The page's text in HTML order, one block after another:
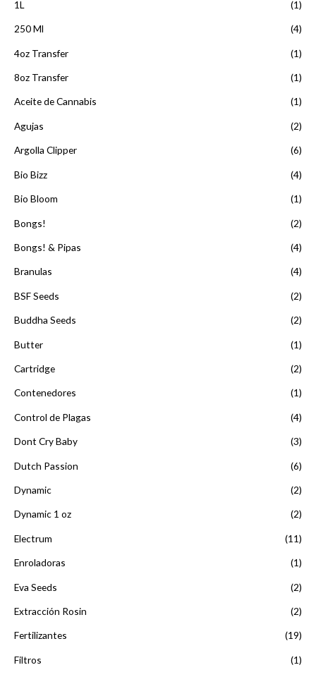
1L (1)
250 Ml (4)
4oz Transfer (1)
8oz Transfer (1)
Aceite de Cannabis (1)
Agujas (2)
Argolla Clipper (6)
Bio Bizz (4)
Bio Bloom (1)
Bongs! (2)
Bongs! & Pipas (4)
Branulas (4)
BSF Seeds (2)
Buddha Seeds (2)
Butter (1)
Cartridge (2)
Contenedores (1)
Control de Plagas (4)
Dont Cry Baby (3)
Dutch Passion (6)
Dynamic (2)
Dynamic 1 oz (2)
Electrum (11)
Enroladoras (1)
Eva Seeds (2)
Extracción Rosin (2)
Fertilizantes (19)
Filtros (1)